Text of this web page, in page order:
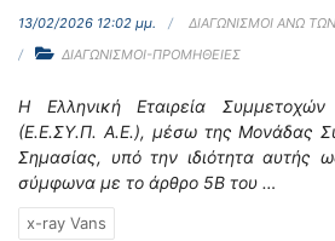
13/02/2026 12:02 μμ.
ΔΙΑΓΩΝΙΣΜΟΙ ΑΝΩ
ΔΙΑΓΩΝΙΣΜΟΙ-ΠΡΟΜΗΘΕΙΕΣ
Η Ελληνική Εταιρεία
(Ε.Ε.ΣΥ.Π. A.E.), μέσω της Μονάδας
Σημασίας, υπό την ιδιότητα αυτής
σύμφωνα με το άρθρο 5Β του …
x-ray Vans